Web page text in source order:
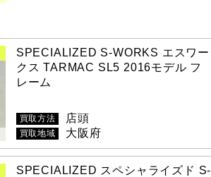
SPECIALIZED S-WORKS エスワー
クス TARMAC SL5 2016モデル フ
レーム
買取方法 店頭
買取地域 大阪府
SPECIALIZED スペシャライズド S-